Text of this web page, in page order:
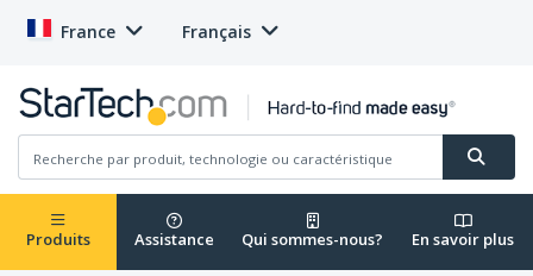
France Français
Produits Assistance Qui sommes-nous? En savoir plus